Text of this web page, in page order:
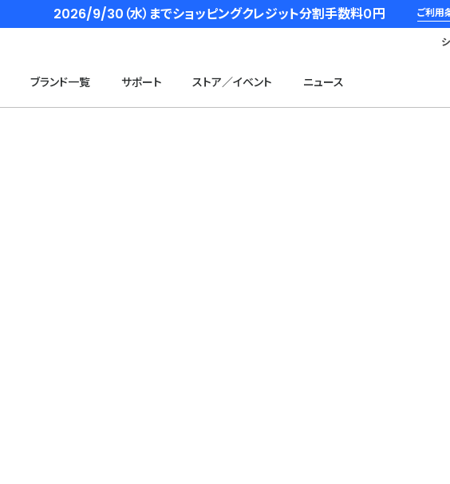
2026/9/30（水）までショッピングクレジット分割手数料０円 ご利用
ブランド一覧 サポート ストア／イベント ニュース